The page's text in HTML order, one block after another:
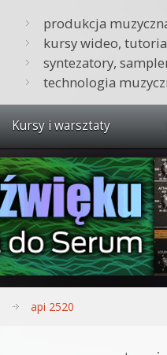
produkcja
kursy wideo,
syntezatory,
technologia
Kursy i warsztaty
Zobacz wszystkie kursy i
Synteza dźwięku 🔥
Produkcja muzyczna w
Bitwig Studio od podstaw
api 2520